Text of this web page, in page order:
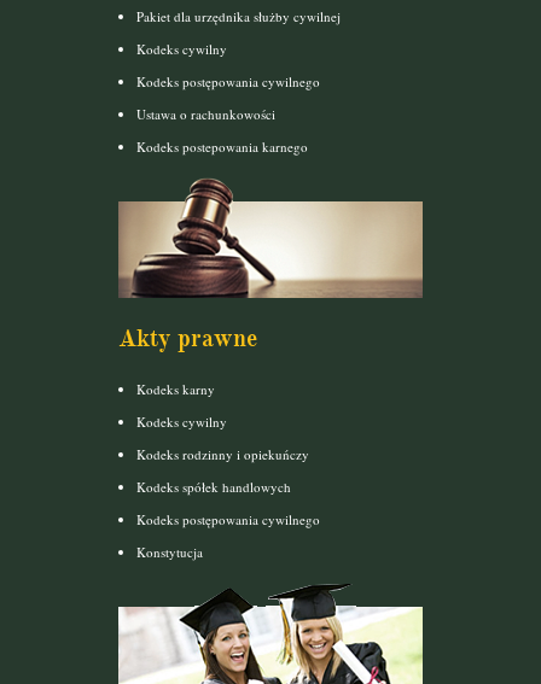
Pakiet dla urzędnika służby cywilnej
Kodeks cywilny
Kodeks postępowania cywilnego
Ustawa o rachunkowości
Kodeks postepowania karnego
Akty prawne
Kodeks karny
Kodeks cywilny
Kodeks rodzinny i opiekuńczy
Kodeks spółek handlowych
Kodeks postępowania cywilnego
Konstytucja